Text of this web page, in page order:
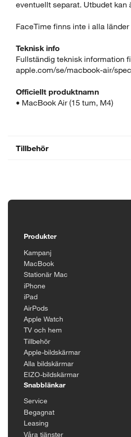
eventuellt separat. Utbudet kan
FaceTime finns inte i alla länder
Teknisk info
Fullständig teknisk information
apple.com/se/macbook-air/
Officiellt produktnamn
• MacBook Air (15 tum, M4)
Tillbehör
Produkter
Kampanj
MacBook
Stationär Mac
iPhone
iPad
AirPods
Apple Watch
TV och hem
Tillbehör
Apple-bildskärmar
Alla bildskärmar
EIZO-bildskärmar
Snabblänkar
Service
Begagnat
Leasing
Våra tjänster